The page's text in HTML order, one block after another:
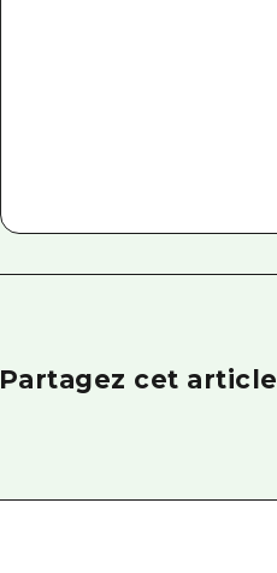
Partagez cet article